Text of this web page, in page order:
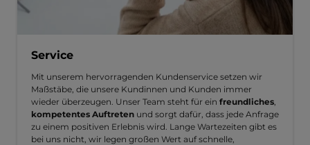
Service
Mit unserem hervorragenden Kundenservice setzen wir
Maßstäbe, die unsere Kundinnen und Kunden immer
wieder überzeugen. Unser Team steht für ein freundliches
kompetentes Auftreten und sorgt dafür, dass jede Anfrage
zu einem positiven Erlebnis wird. Lange Wartezeiten gibt es
bei uns nicht, wir legen großen Wert auf schnelle,